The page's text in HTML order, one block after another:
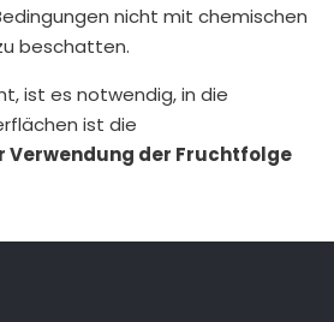
nicht mit chemischen
beschatten.
ist es notwendig, in die
ist die
Verwendung der Fruchtfolge